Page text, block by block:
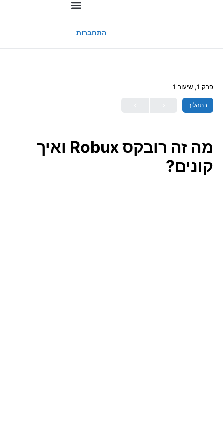
התחברות
פרק 1, שיעור 1
בתהליך
מה זה רובקס Robux ואיך
קונים?